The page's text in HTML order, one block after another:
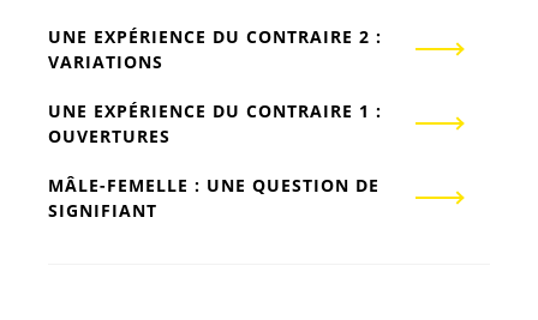
UNE EXPÉRIENCE DU CONTRAIRE 2 :
VARIATIONS
UNE EXPÉRIENCE DU CONTRAIRE 1 :
OUVERTURES
MÂLE-FEMELLE : UNE QUESTION DE
SIGNIFIANT